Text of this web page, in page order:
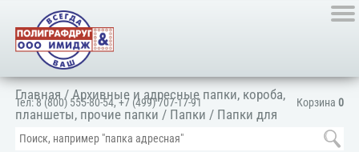
Корзина 0
Тел:8 (800) 555-80-54,+7 (499) 707-17-91
Главная/Архивные и адресные папки, короба,
планшеты, прочие папки / Папки / Папки для
документов/Для личных документов